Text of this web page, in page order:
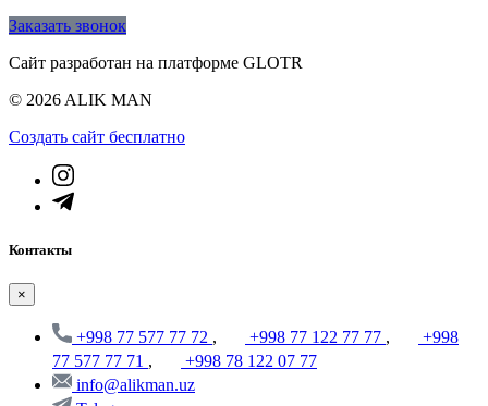
Заказать звонок
Сайт разработан на платформе GLOTR
© 2026 ALIK MAN
Создать cайт бесплатно
Контакты
×
+998 77 577 77 72 , +998 77 122 77 77 ,
+998
77 577 77 71 ,
+998 78 122 07 77
info@alikman.uz